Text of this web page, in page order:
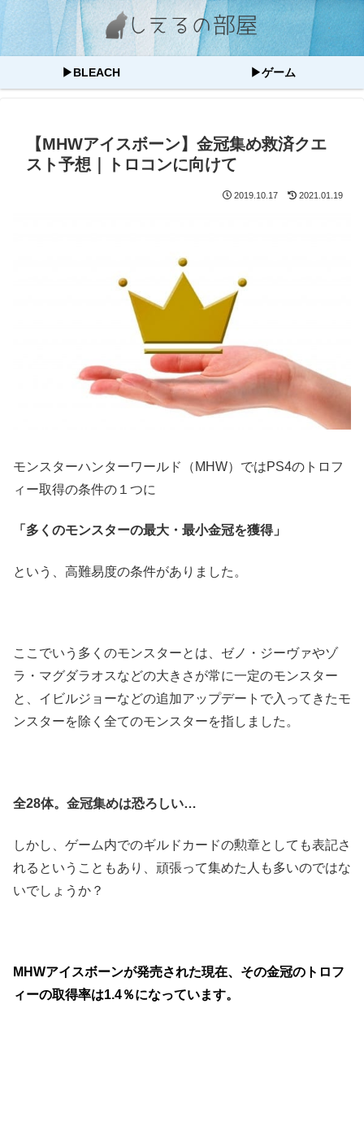
▶BLEACH ▶ゲーム
【MHWアイスボーン】金冠集め救済クエ
スト予想｜トロコンに向けて
2019.10.17 2021.01.19
モンスターハンターワールド（MHW）ではPS4のトロフ
ィー取得の条件の１つに
「多くのモンスターの最大・最小金冠を獲得」
という、高難易度の条件がありました。
ここでいう多くのモンスターとは、ゼノ・ジーヴァやゾ
ラ・マグダラオスなどの大きさが常に一定のモンスター
と、イビルジョーなどの追加アップデートで入ってきたモ
ンスターを除く全てのモンスターを指しました。
全28体。金冠集めは恐ろしい…
しかし、ゲーム内でのギルドカードの勲章としても表記さ
れるということもあり、頑張って集めた人も多いのではな
いでしょうか？
MHWアイスボーンが発売された現在、その金冠のトロフ
ィーの取得率は1.4％になっています。